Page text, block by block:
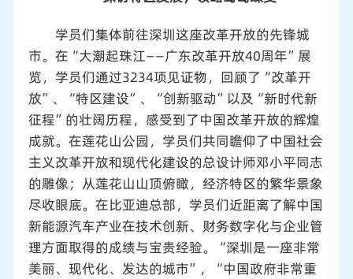
学员们集体前往深圳这座改革开放的先锋城
市。在“大潮起珠江——广东改革开放40周年”展
览，学员们通过3234项见证物，回顾了“改革开
放”、“特区建设”、“创新驱动”以及“新时代新
征程”的壮阔历程，感受到了中国改革开放的辉煌
成就。在莲花山公园，学员们共同瞻仰了中国社会
主义改革开放和现代化建设的总设计师邓小平同志
的雕像；从莲花山山顶俯瞰，经济特区的繁华景象
尽收眼底。在比亚迪总部，学员们近距离了解中国
新能源汽车产业在技术创新、财务数字化与企业管
理方面取得的成绩与宝贵经验。“深圳是一座非常
美丽、现代化、发达的城市”，“中国政府非常重